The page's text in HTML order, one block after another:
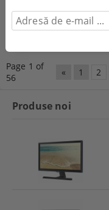
145.00Lei
Vezi detalii
Page 1 of
56
« 1 2
Produse noi